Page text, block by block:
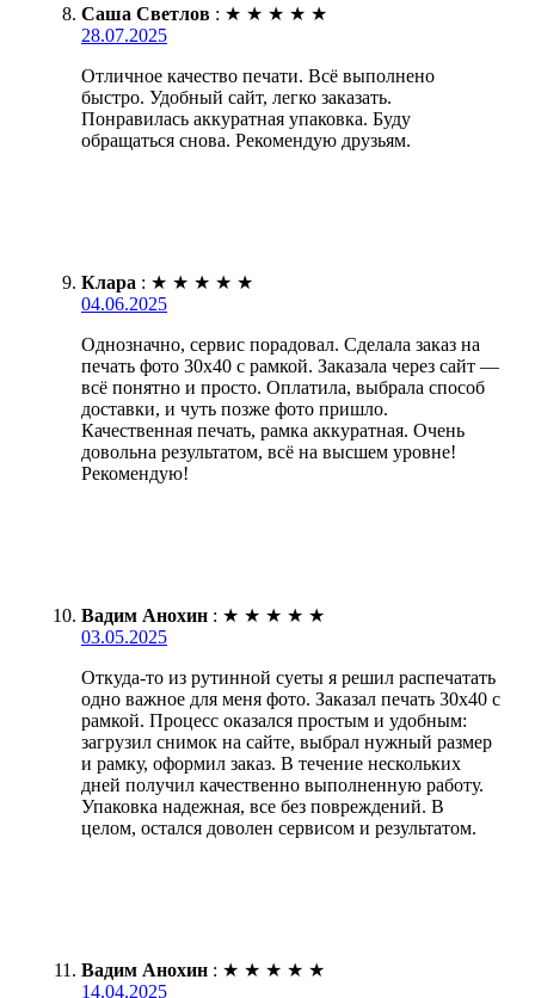
Саша Светлов : ★ ★ ★ ★ ★
28.07.2025
Отличное качество печати. Всё выполнено
быстро. Удобный сайт, легко заказать.
Понравилась аккуратная упаковка. Буду
обращаться снова. Рекомендую друзьям.
Клара : ★ ★ ★ ★ ★
04.06.2025
Однозначно, сервис порадовал. Сделала заказ на
печать фото 30х40 с рамкой. Заказала через сайт —
всё понятно и просто. Оплатила, выбрала способ
доставки, и чуть позже фото пришло.
Качественная печать, рамка аккуратная. Очень
довольна результатом, всё на высшем уровне!
Рекомендую!
Вадим Анохин : ★ ★ ★ ★ ★
03.05.2025
Откуда-то из рутинной суеты я решил распечатать
одно важное для меня фото. Заказал печать 30х40 с
рамкой. Процесс оказался простым и удобным:
загрузил снимок на сайте, выбрал нужный размер
и рамку, оформил заказ. В течение нескольких
дней получил качественно выполненную работу.
Упаковка надежная, все без повреждений. В
целом, остался доволен сервисом и результатом.
Вадим Анохин : ★ ★ ★ ★ ★
14.04.2025